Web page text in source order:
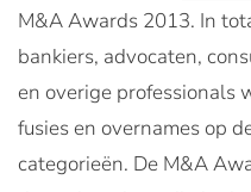
M&A Awards 2013. In
bankiers, advocaten,
en overige professionals
fusies en overnames op
categorieën. De M&A